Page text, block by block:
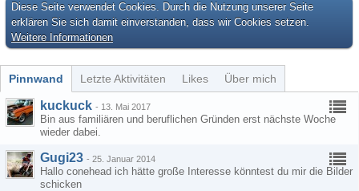
Diese Seite verwendet Cookies. Durch die Nutzung unserer Seite
erklären Sie sich damit einverstanden, dass wir Cookies setzen.
Weitere Informationen
Pinnwand Letzte Aktivitäten Likes Über mich
kuckuck - 13. Mai 2017
Bin aus familiären und beruflichen Gründen erst nächste Woche
wieder dabei.
Gugi23 - 25. Januar 2014
Hallo conehead ich hätte große Interesse könntest du mir die Bilder
schicken